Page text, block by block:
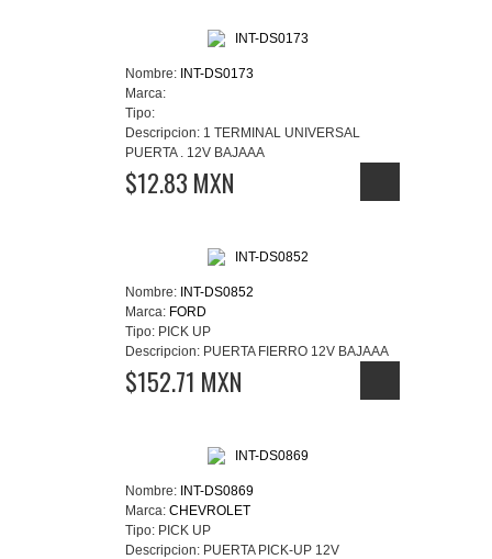
Nombre: INT-DS0173
Marca:
Tipo:
Descripcion: 1 TERMINAL UNIVERSAL
PUERTA . 12V BAJAAA
$12.83 MXN
Nombre: INT-DS0852
Marca: FORD
Tipo: PICK UP
Descripcion: PUERTA FIERRO 12V BAJAAA
$152.71 MXN
Nombre: INT-DS0869
Marca: CHEVROLET
Tipo: PICK UP
Descripcion: PUERTA PICK-UP 12V